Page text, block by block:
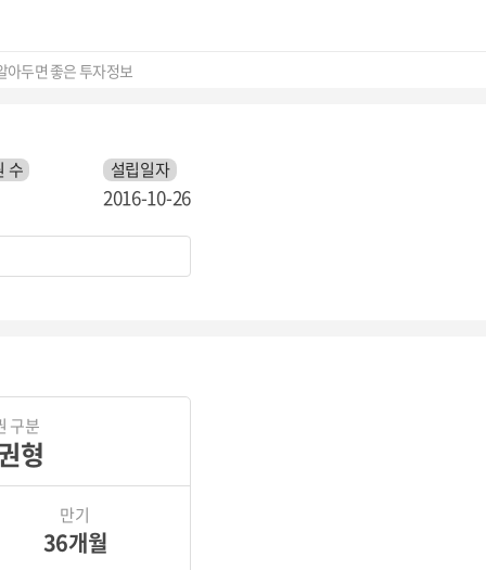
아두면 좋은 투자정보
수 설립일자
2016-10-26
구분
형
만기
36개월